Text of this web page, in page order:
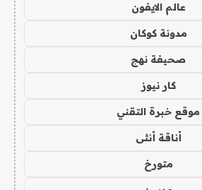
عالم الايفون
مدونة كوكان
صحيفة نهج
كار نيوز
موقع خبرة التقني
أناقة أنثى
متورخ